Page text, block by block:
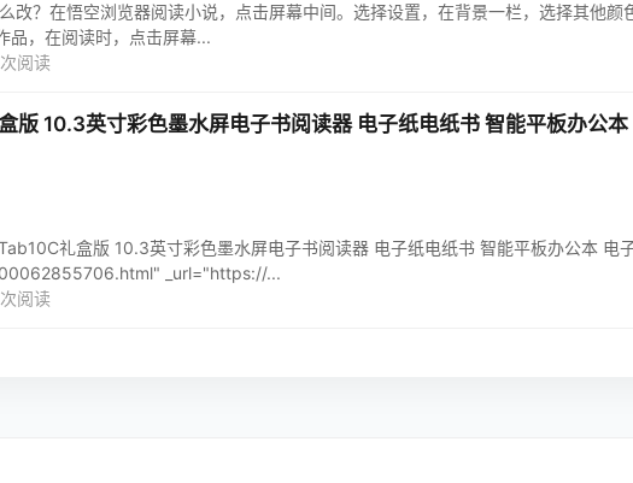
在悟空浏览器阅读小说，点击屏幕中间。选择设置，在背景一栏，选择其他颜色，完成更改
品，在阅读时，点击屏幕...
阅读
版 10.3英寸彩色墨水屏电子书阅读器 电子纸电纸书 智能平板办公
礼盒版 10.3英寸彩色墨水屏电子书阅读器 电子纸电纸书 智能平板办公本 电
_url="https://...
阅读